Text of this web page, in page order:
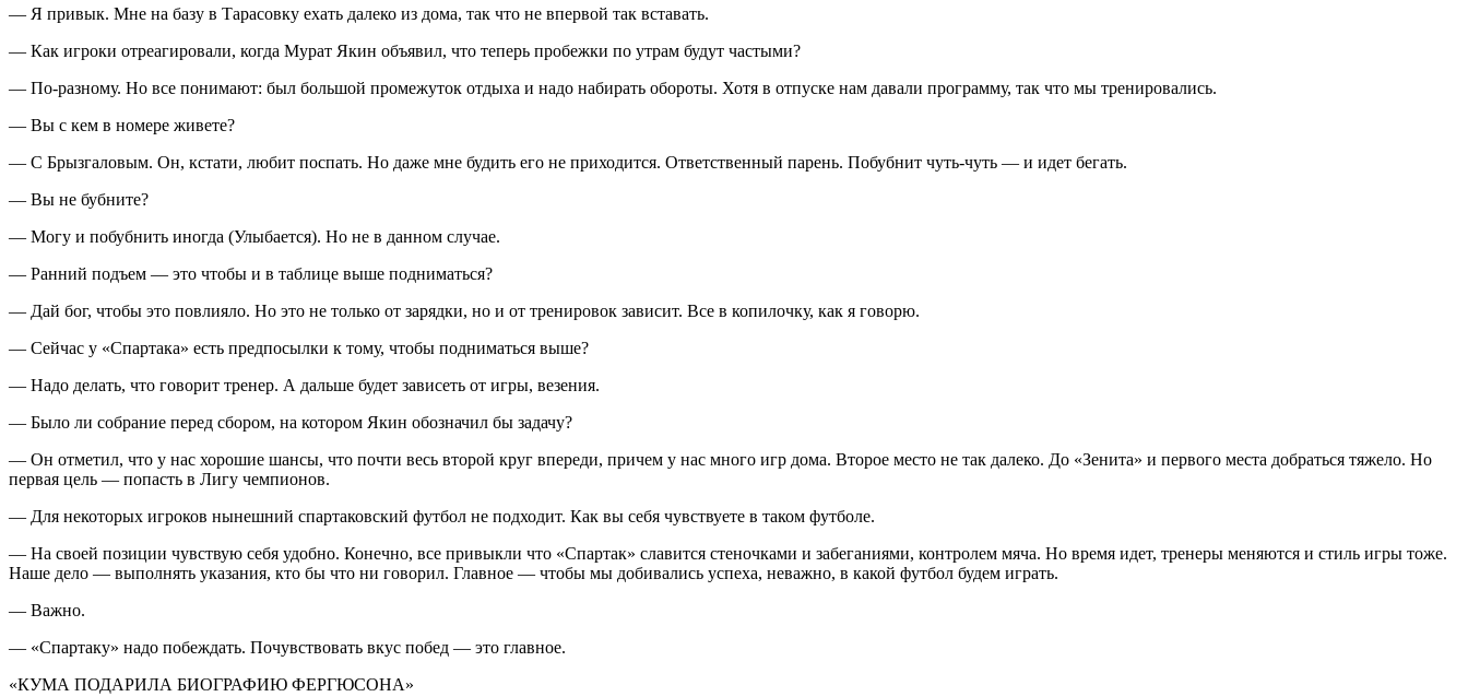
— Я привык. Мне на базу в Тарасовку ехать далеко из дома, так что не впервой так вставать.
— Как игроки отреагировали, когда Мурат Якин объявил, что теперь пробежки по утрам будут частыми?
— По-разному. Но все понимают: был большой промежуток отдыха и надо набирать обороты. Хотя в отпуске нам давали программу, так что мы тренировались.
— Вы с кем в номере живете?
— С Брызгаловым. Он, кстати, любит поспать. Но даже мне будить его не приходится. Ответственный парень. Побубнит чуть-чуть — и идет бегать.
— Вы не бубните?
— Могу и побубнить иногда (Улыбается). Но не в данном случае.
— Ранний подъем — это чтобы и в таблице выше подниматься?
— Дай бог, чтобы это повлияло. Но это не только от зарядки, но и от тренировок зависит. Все в копилочку, как я говорю.
— Сейчас у «Спартака» есть предпосылки к тому, чтобы подниматься выше?
— Надо делать, что говорит тренер. А дальше будет зависеть от игры, везения.
— Было ли собрание перед сбором, на котором Якин обозначил бы задачу?
— Он отметил, что у нас хорошие шансы, что почти весь второй круг впереди, причем у нас много игр дома. Второе место не так далеко. До «Зенита» и первого места добраться тяжело. Но
первая цель — попасть в Лигу чемпионов.
— Для некоторых игроков нынешний спартаковский футбол не подходит. Как вы себя чувствуете в таком футболе.
— На своей позиции чувствую себя удобно. Конечно, все привыкли что «Спартак» славится стеночками и забеганиями, контролем мяча. Но время идет, тренеры меняются и стиль игры тоже.
Наше дело — выполнять указания, кто бы что ни говорил. Главное — чтобы мы добивались успеха, неважно, в какой футбол будем играть.
— Важно.
— «Спартаку» надо побеждать. Почувствовать вкус побед — это главное.
«КУМА ПОДАРИЛА БИОГРАФИЮ ФЕРГЮСОНА»